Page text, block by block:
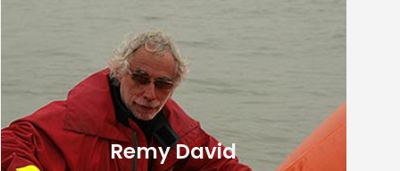
Remy David